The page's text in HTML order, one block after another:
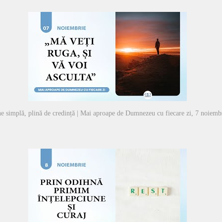
simplă, plină de credință | Mai aproape de Dumnezeu cu fiecare zi, 7